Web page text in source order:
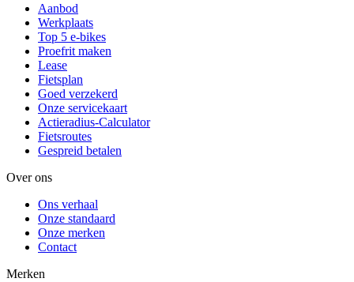
Aanbod
Werkplaats
Top 5 e-bikes
Proefrit maken
Lease
Fietsplan
Goed verzekerd
Onze servicekaart
Actieradius-Calculator
Fietsroutes
Gespreid betalen
Over ons
Ons verhaal
Onze standaard
Onze merken
Contact
Merken